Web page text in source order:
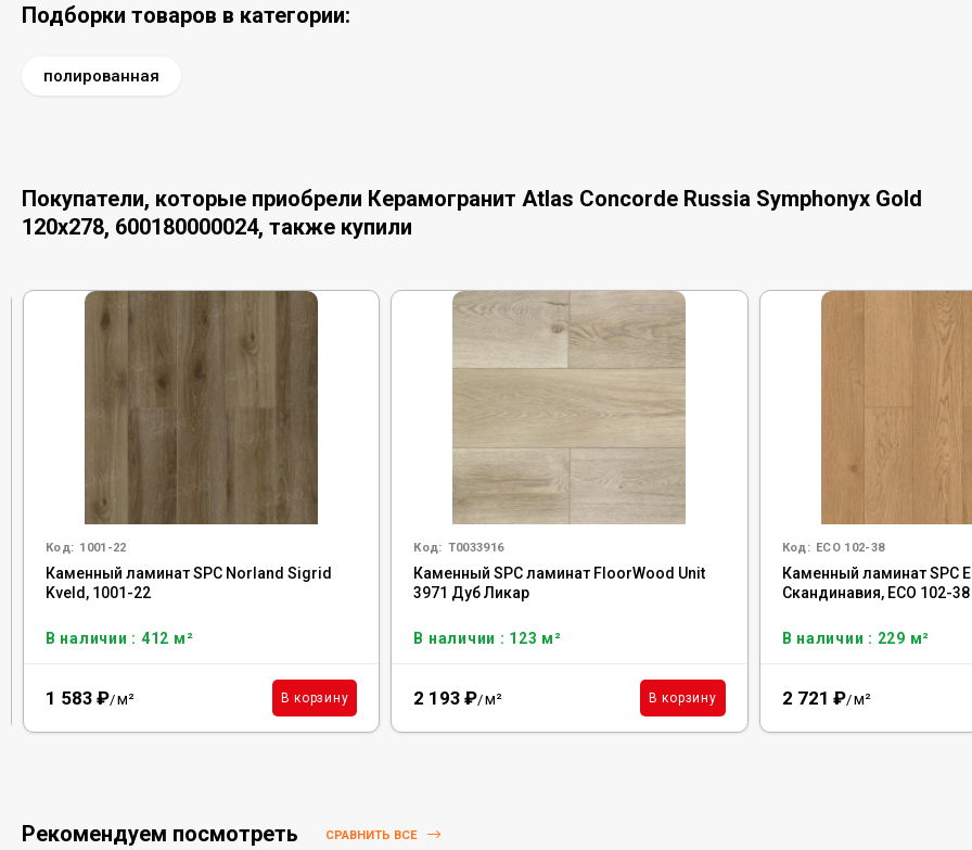
Подборки товаров в категории:
полированная
Покупатели, которые приобрели Керамогранит Atlas Concorde Russia Symphonyx Gold
120x278, 600180000024, также купили
Код: 1001-22
Каменный ламинат SPC Norland Sigrid
Kveld, 1001-22
В наличии : 412 м²
1 583 ₽/м² В корзину
Код: Т0033916
Каменный SPC ламинат FloorWood Unit
3971 Дуб Ликар
В наличии : 123 м²
2 193 ₽/м² В корзину
Код: ECO 102-38
Каменный ламинат SPC
Скандинавия, ECO 102-38
В наличии : 229 м²
2 721 ₽/м²
Рекомендуем посмотреть СРАВНИТЬ ВСЕ